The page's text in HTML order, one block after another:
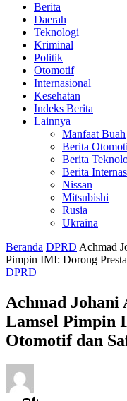
Berita
Daerah
Teknologi
Kriminal
Politik
Otomotif
Internasional
Kesehatan
Indeks Berita
Lainnya
Manfaat Buah
Berita
Berita
Berita
Nissan
Mitsubishi
Rusia
Ukraina
Beranda DPRD ‎Achmad
Pimpin IMI: Dorong
DPRD
‎Achmad Johani
Lamsel Pimpin
Otomotif dan